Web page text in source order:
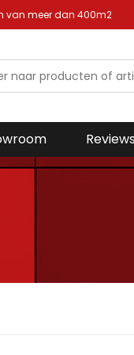
van meer dan 400m2
Reviews